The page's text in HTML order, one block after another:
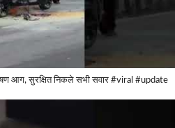
आग, सुरक्षित निकले सभी सवार #viral #update